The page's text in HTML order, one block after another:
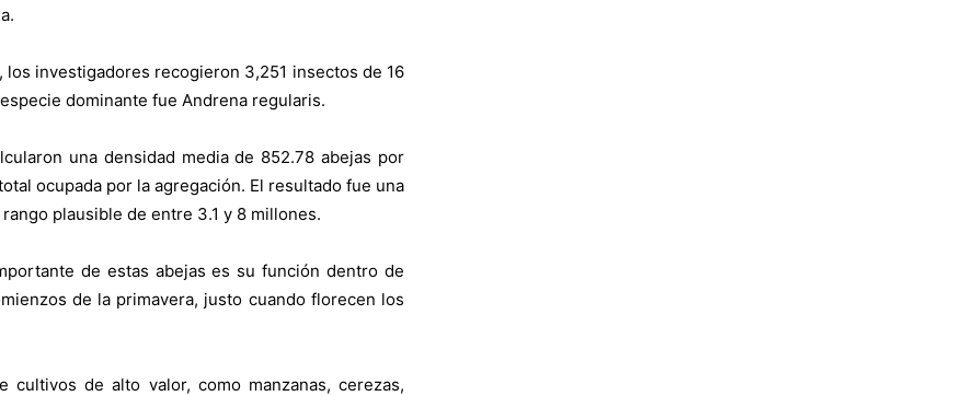
investigadores recogieron 3,251 insectos de 16
dominante fue Andrena regularis.
una densidad media de 852.78 abejas por
ocupada por la agregación. El resultado fue una
plausible de entre 3.1 y 8 millones.
de estas abejas es su función dentro de
de la primavera, justo cuando florecen los
de alto valor, como manzanas, cerezas,